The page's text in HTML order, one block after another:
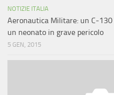
NOTIZIE ITALIA
Aeronautica Militare: un C-
un neonato in grave pericolo
5 GEN, 2015